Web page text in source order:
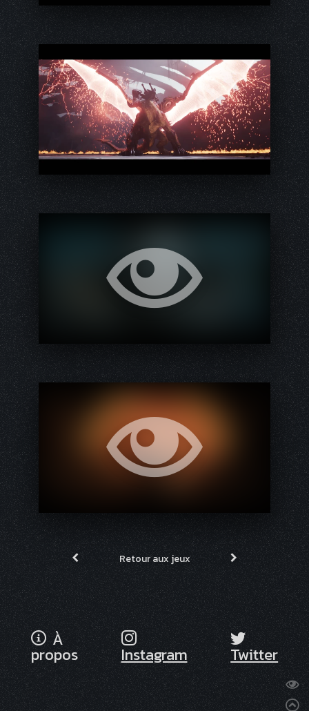
Retour aux jeux
À
propos Instagram Twitter